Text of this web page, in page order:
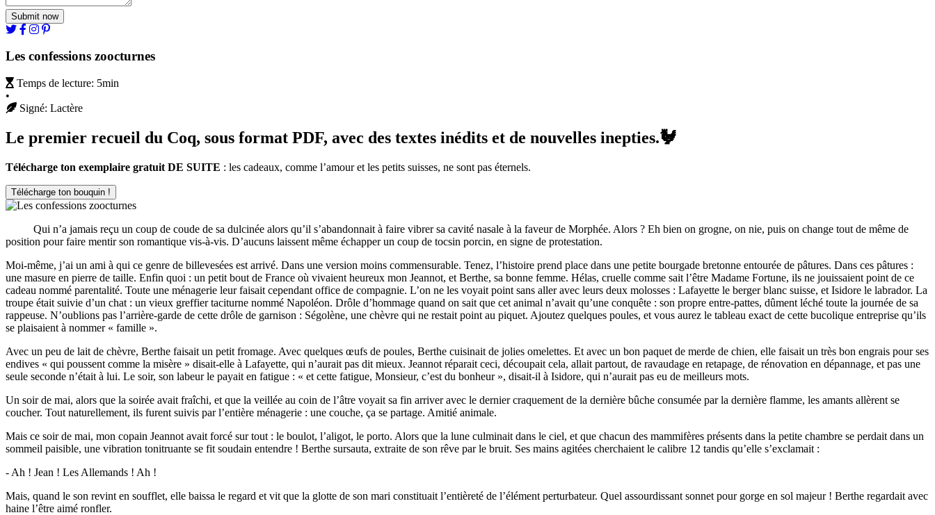
Submit now
Les confessions zoocturnes
Temps de lecture: 5min
•
Signé: Lactère
Le premier recueil du Coq, sous format PDF, avec des textes inédits et de nouvelles inepties.🐓
Télécharge ton exemplaire gratuit DE SUITE : les cadeaux, comme l’amour et les petits suisses, ne sont pas éternels.
Télécharge ton bouquin !
Qui n’a jamais reçu un coup de coude de sa dulcinée alors qu’il s’abandonnait à faire vibrer sa cavité nasale à la faveur de Morphée. Alors ? Eh bien on grogne, on nie, puis on change tout de même de
position pour faire mentir son romantique vis-à-vis. D’aucuns laissent même échapper un coup de tocsin porcin, en signe de protestation.
Moi-même, j’ai un ami à qui ce genre de billevesées est arrivé. Dans une version moins commensurable. Tenez, l’histoire prend place dans une petite bourgade bretonne entourée de pâtures. Dans ces pâtures :
une masure en pierre de taille. Enfin quoi : un petit bout de France où vivaient heureux mon Jeannot, et Berthe, sa bonne femme. Hélas, cruelle comme sait l’être Madame Fortune, ils ne jouissaient point de ce
cadeau nommé parentalité. Toute une ménagerie leur faisait cependant office de compagnie. L’on ne les voyait point sans aller avec leurs deux molosses : Lafayette le berger blanc suisse, et Isidore le labrador. La
troupe était suivie d’un chat : un vieux greffier taciturne nommé Napoléon. Drôle d’hommage quand on sait que cet animal n’avait qu’une conquête : son propre entre-pattes, dûment léché toute la journée de sa
rappeuse. N’oublions pas l’arrière-garde de cette drôle de garnison : Ségolène, une chèvre qui ne restait point au piquet. Ajoutez quelques poules, et vous aurez le tableau exact de cette bucolique entreprise qu’ils
se plaisaient à nommer « famille ».
Avec un peu de lait de chèvre, Berthe faisait un petit fromage. Avec quelques œufs de poules, Berthe cuisinait de jolies omelettes. Et avec un bon paquet de merde de chien, elle faisait un très bon engrais pour ses
endives « qui poussent comme la misère » disait-elle à Lafayette, qui n’aurait pas dit mieux. Jeannot réparait ceci, découpait cela, allait partout, de ravaudage en retapage, de rénovation en dépannage, et pas une
seule seconde n’était à lui. Le soir, son labeur le payait en fatigue : « et cette fatigue, Monsieur, c’est du bonheur », disait-il à Isidore, qui n’aurait pas eu de meilleurs mots.
Un soir de mai, alors que la soirée avait fraîchi, et que la veillée au coin de l’âtre voyait sa fin arriver avec le dernier craquement de la dernière bûche consumée par la dernière flamme, les amants allèrent se
coucher. Tout naturellement, ils furent suivis par l’entière ménagerie : une couche, ça se partage. Amitié animale.
Mais ce soir de mai, mon copain Jeannot avait forcé sur tout : le boulot, l’aligot, le porto. Alors que la lune culminait dans le ciel, et que chacun des mammifères présents dans la petite chambre se perdait dans un
sommeil paisible, une vibration tonitruante se fit soudain entendre ! Berthe sursauta, extraite de son rêve par le bruit. Ses mains agitées cherchaient le calibre 12 tandis qu’elle s’exclamait :
- Ah ! Jean ! Les Allemands ! Ah !
Mais, quand le son revint en soufflet, elle baissa le regard et vit que la glotte de son mari constituait l’entièreté de l’élément perturbateur. Quel assourdissant sonnet pour gorge en sol majeur ! Berthe regardait avec
haine l’être aimé ronfler.